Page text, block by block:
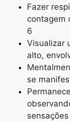
Fazer
contagem
6
Visualizar
alto,
se